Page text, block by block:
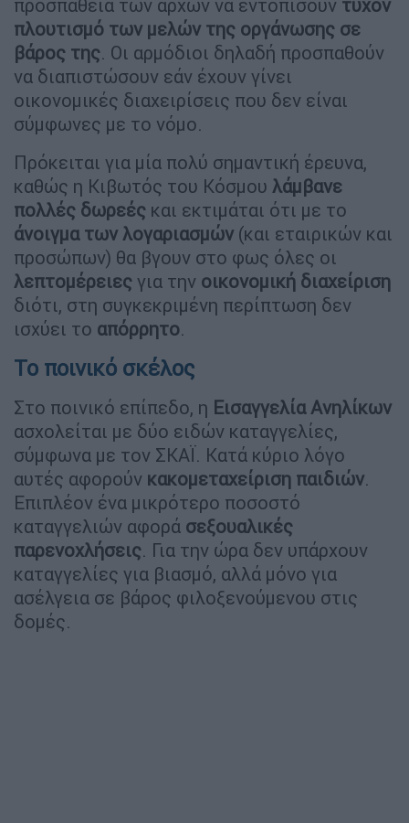
προσπάθεια των αρχών να εντοπίσουν τυχόν
πλουτισμό των μελών της οργάνωσης σε
βάρος της. Οι αρμόδιοι δηλαδή προσπαθούν
να διαπιστώσουν εάν έχουν γίνει
οικονομικές διαχειρίσεις που δεν είναι
σύμφωνες με το νόμο.
Πρόκειται για μία πολύ σημαντική έρευνα,
καθώς η Κιβωτός του Κόσμου λάμβανε
πολλές δωρεές και εκτιμάται ότι με το
άνοιγμα των λογαριασμών (και εταιρικών και
προσώπων) θα βγουν στο φως όλες οι
λεπτομέρειες για την οικονομική διαχείριση
διότι, στη συγκεκριμένη περίπτωση δεν
ισχύει το απόρρητο.
Το ποινικό σκέλος
Στο ποινικό επίπεδο, η Εισαγγελία Ανηλίκων
ασχολείται με δύο ειδών καταγγελίες,
σύμφωνα με τον ΣΚΑΪ. Κατά κύριο λόγο
αυτές αφορούν κακομεταχείριση παιδιών.
Επιπλέον ένα μικρότερο ποσοστό
καταγγελιών αφορά σεξουαλικές
παρενοχλήσεις. Για την ώρα δεν υπάρχουν
καταγγελίες για βιασμό, αλλά μόνο για
ασέλγεια σε βάρος φιλοξενούμενου στις
δομές.